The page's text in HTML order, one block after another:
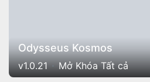
Odysseus Kosmos
v1.0.21 Mở Khóa Tất cả